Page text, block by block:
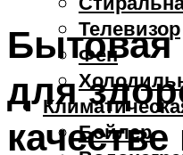
Телевизор
Фен
Бойлер
Бытовая
для